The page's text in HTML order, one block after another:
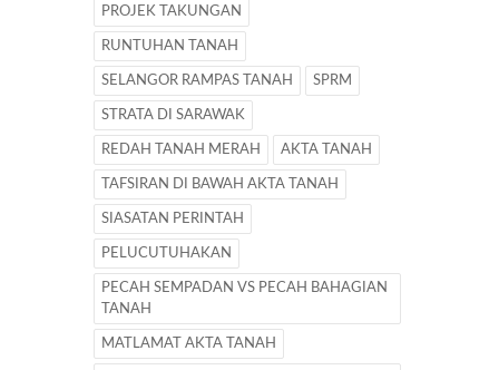
PROJEK TAKUNGAN
RUNTUHAN TANAH
SELANGOR RAMPAS TANAH SPRM
STRATA DI SARAWAK
REDAH TANAH MERAH AKTA TANAH
TAFSIRAN DI BAWAH AKTA TANAH
SIASATAN PERINTAH
PELUCUTUHAKAN
PECAH SEMPADAN VS PECAH BAHAGIAN
TANAH
MATLAMAT AKTA TANAH